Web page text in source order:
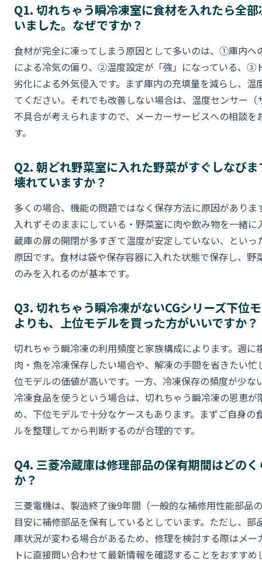
Q1. 切れちゃう瞬冷凍室に食材を入れたら全
いました。なぜですか？
食材が完全に凍ってしまう原因として多いのは、①庫内へ
による冷気の偏り、②温度設定が「強」になっている、③
劣化による外気侵入です。まず庫内の充填量を減らし、温
てください。それでも改善しない場合は、温度センサー（
不具合が考えられますので、メーカーサービスへの相談を
す。
Q2. 朝どれ野菜室に入れた野菜がすぐしなびま
壊れていますか？
多くの場合、機能の問題ではなく保存方法に原因がありま
入れずそのままにしている・野菜室に肉や飲み物を一緒に
蔵庫の扉の開閉が多すぎて温度が安定していない、といっ
原因です。食材は袋や保存容器に入れた状態で保存し、野
のみを入れるのが基本です。
Q3. 切れちゃう瞬冷凍がないCGシリーズ下位
よりも、上位モデルを買った方がいいですか？
切れちゃう瞬冷凍の利用頻度と家族構成によります。週に
肉・魚を冷凍保存したい場合や、解凍の手間を省きたい忙
位モデルの価値が高いです。一方、冷凍保存の頻度が少な
冷凍食品を使うという場合は、切れちゃう瞬冷凍の恩恵が
め、下位モデルで十分なケースもあります。まずご自身の
ルを整理してから判断するのが合理的です。
Q4. 三菱冷蔵庫は修理部品の保有期間はどの
か？
三菱電機は、製造終了後9年間（一般的な補修用性能部品
目安に補修部品を保有しているとしています。ただし、部
庫状況が変わる場合があるため、修理を検討する際はメー
トに直接問い合わせて最新情報を確認することをおすすめ